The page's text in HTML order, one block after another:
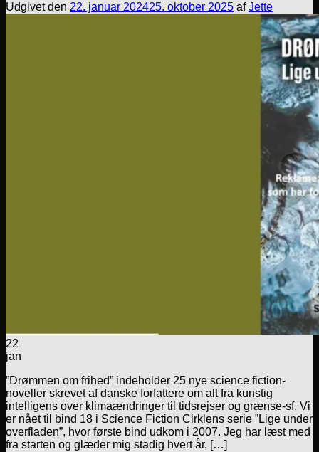
Udgivet den 22. januar 202425. oktober 2025 afJette
22
jan
”Drømmen om frihed” indeholder 25 nye science fiction-
noveller skrevet af danske forfattere om alt fra kunstig
intelligens over klimaændringer til tidsrejser og grænse-sf. Vi
er nået til bind 18 i Science Fiction Cirklens serie ”Lige under
overfladen”, hvor første bind udkom i 2007. Jeg har læst med
fra starten og glæder mig stadig hvert år, […]